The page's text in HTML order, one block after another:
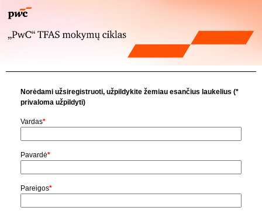
Norėdami užsiregistruoti, užpildykite žemiau esančius laukelius (*
privaloma užpildyti)
Vardas*
Pavardė*
Pareigos*